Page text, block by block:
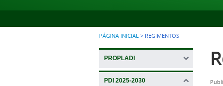
PÁGINA INICIAL > REGIMENTOS
PROPLADI
PDI 2025-2030